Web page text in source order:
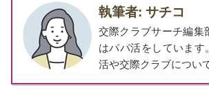
執筆者: サチコ
交際クラブサーチ編集
はパパ活をしていま
活や交際クラブについ